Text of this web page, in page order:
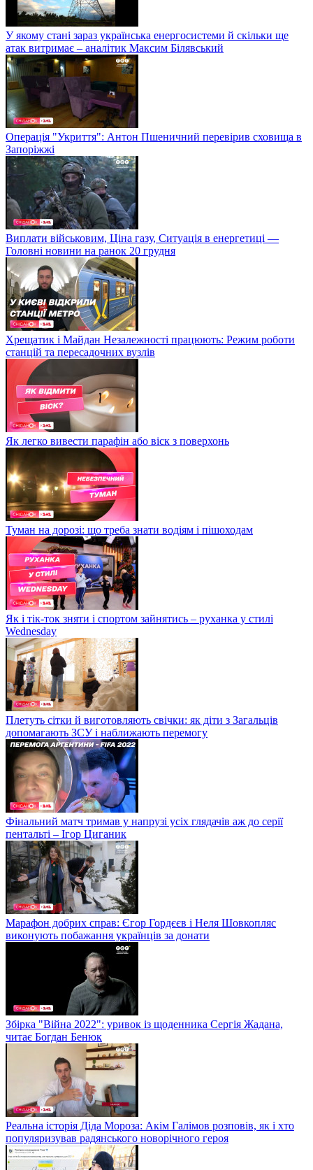
У якому стані зараз українська енергосистеми й скільки ще
атак витримає – аналітик Максим Білявський
Операція "Укриття": Антон Пшеничний перевірив сховища в
Запоріжжі
Виплати військовим, Ціна газу, Ситуація в енергетиці —
Головні новини на ранок 20 грудня
Хрещатик і Майдан Незалежності працюють: Режим роботи
станцій та пересадочних вузлів
Як легко вивести парафін або віск з поверхонь
Туман на дорозі: що треба знати водіям і пішоходам
Як і тік-ток зняти і спортом зайнятись – руханка у стилі
Wednesday
Плетуть сітки й виготовляють свічки: як діти з Загальців
допомагають ЗСУ і наближають перемогу
Фінальний матч тримав у напрузі усіх глядачів аж до серії
пентальті – Ігор Циганик
Марафон добрих справ: Єгор Гордєєв і Неля Шовкопляс
виконують побажання українців за донати
Збірка "Війна 2022": уривок із щоденника Сергія Жадана,
читає Богдан Бенюк
Реальна історія Діда Мороза: Акім Галімов розповів, як і хто
популяризував радянського новорічного героя